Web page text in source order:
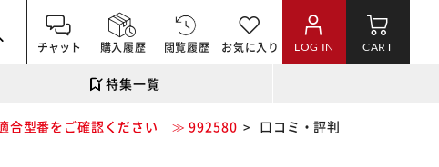
チャット 購入履歴 閲覧履歴 お気に入り LOG IN CART
特集一覧
合型番をご確認ください ≫ 992580 口コミ・評判